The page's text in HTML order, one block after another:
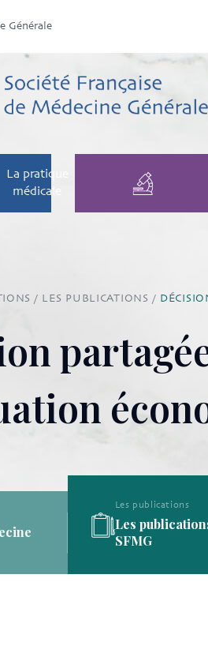
Générale
La pratique
médicale
/ LES PUBLICATIONS /
Les publications
Les thèses